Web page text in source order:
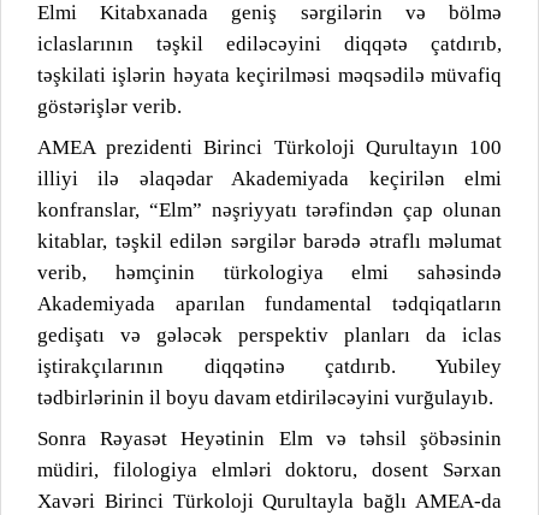
Elmi Kitabxanada geniş sərgilərin və bölmə
iclaslarının təşkil ediləcəyini diqqətə çatdırıb,
təşkilati işlərin həyata keçirilməsi məqsədilə müvafiq
göstərişlər verib.
AMEA prezidenti Birinci Türkoloji Qurultayın 100
illiyi ilə əlaqədar Akademiyada keçirilən elmi
konfranslar, “Elm” nəşriyyatı tərəfindən çap olunan
kitablar, təşkil edilən sərgilər barədə ətraflı məlumat
verib, həmçinin türkologiya elmi sahəsində
Akademiyada aparılan fundamental tədqiqatların
gedişatı və gələcək perspektiv planları da iclas
iştirakçılarının diqqətinə çatdırıb. Yubiley
tədbirlərinin il boyu davam etdiriləcəyini vurğulayıb.
Sonra Rəyasət Heyətinin Elm və təhsil şöbəsinin
müdiri, filologiya elmləri doktoru, dosent Sərxan
Xavəri Birinci Türkoloji Qurultayla bağlı AMEA-da